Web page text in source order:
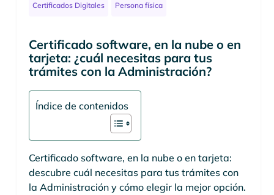
Certificados Digitales Persona física
Certificado software, en la nube o en
tarjeta: ¿cuál necesitas para tus
trámites con la Administración?
Índice de contenidos
Certificado software, en la nube o en tarjeta:
descubre cuál necesitas para tus trámites con
la Administración y cómo elegir la mejor opción.